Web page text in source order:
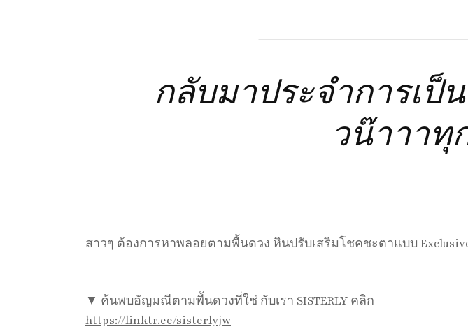
กลับมาประจำการเป็
วน๊าาา
สาวๆ ต้องการหาพลอยตามพื้นดวง หินปรับเสริมโชคชะตาแบบ
▼ ค้นพบอัญมณีตามพื้นดวงที่ใช่ กับเรา SISTERLY คลิก
https://linktr.ee/sisterlyjw